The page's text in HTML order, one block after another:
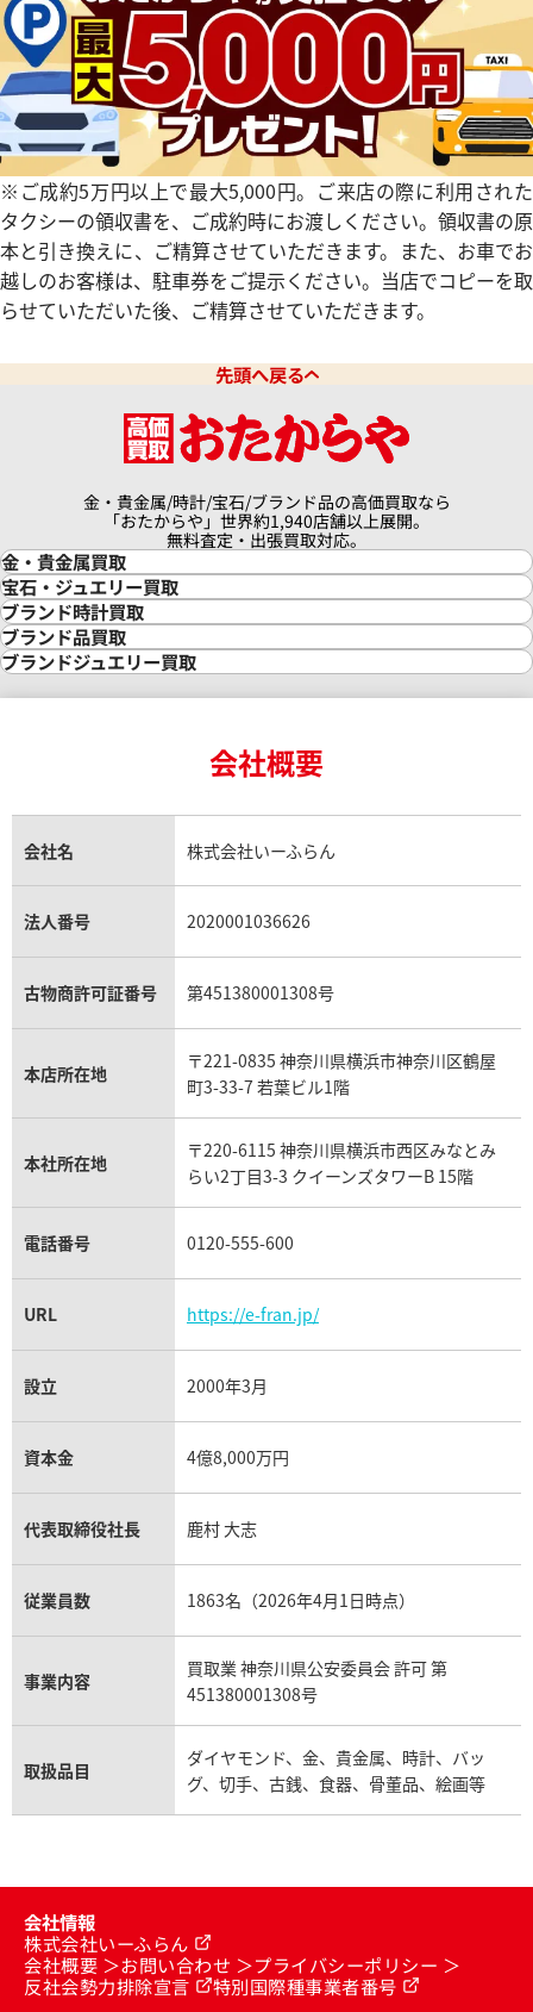
イマー IW354807
格
日時点の参考買取価格です
IWC ポートフィノ IW378302
354,000円
※2024年10月27日時点の参考
す
イマー オートマティック
格
日時点の参考買取価格です
IWC アクアタイマー クロノグ
参考買取価格
341,000円
※2026年3月27日時点の参考
格
IWC アクアタイマー
参考買取価格
※ご成約5万円以上で最大5,000円。ご来店の際に利用された
タクシーの領収書を、ご成約時にお渡しください。領収書の原
本と引き換えに、ご精算させていただきます。また、お車でお
越しのお客様は、駐車券をご提示ください。当店でコピーを取
らせていただいた後、ご精算させていただきます。
先頭へ戻る
金・貴金属/時計/宝石/ブランド品の高価買取なら
「おたからや」世界約1,940店舗以上展開。
無料査定・出張買取対応。
金・貴金属買取
金買取
金の相場価格情報
金の参考買取価格一覧
インゴット買取
インゴットの相場価格情報
24金買取
金貨買取
貴金属買取
銀・シルバー買取
パラジウム買取
宝石・ジュエリー買取
宝石・ジュエリー買取
ダイヤモンド買取
ダイヤモンド・宝石の参考価格一覧
リング・結婚指輪買取
エメラルド買取
トパーズ買取
タンザナイト買取
キャッツアイ買取
アクアマリン買取
ブランド時計買取
時計買取
ロレックス買取
ロレックス デイトナ買取
ロレックス サブマリーナー買取
ロレックス エクスプローラー買取
ロレックス デイトジャスト買取
パテック フィリップノーチラス買取
ヴァシュロン・コンスタンタン買取
オメガ買取
カルティエ買取
フランク ミュラー買取
リシャール・ミル買取
パネライ買取
チューダー（チュードル）買取
ブランド品買取
ブランド買取
シャネル マトラッセ買取
セリーヌ買取
プラダ買取
ブランドジュエリー買取
ヴァンクリーフ＆アーペル買取
ショーメ買取
ダミアーニ買取
モーブッサン買取
会社概要
会社名 株式会社いーふらん
法人番号 2020001036626
古物商許可証番号 第451380001308号
本店所在地
〒221-0835 神奈川県横浜市神奈川区鶴屋
町3-33-7 若葉ビル1階
本社所在地
〒220-6115 神奈川県横浜市西区みなとみ
らい2丁目3-3 クイーンズタワーB 15階
電話番号 0120-555-600
URL https://e-fran.jp/
設立 2000年3月
資本金 4億8,000万円
代表取締役社長 鹿村 大志
従業員数 1863名（2026年4月1日時点）
事業内容
買取業 神奈川県公安委員会 許可 第
451380001308号
取扱品目
ダイヤモンド、金、貴金属、時計、バッ
グ、切手、古銭、食器、骨董品、絵画等
会社情報
株式会社いーふらん
会社概要
お問い合わせ
プライバシーポリシー
反社会勢力排除宣言
特別国際種事業者番号